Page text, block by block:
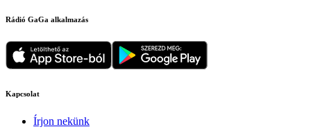
Rádió GaGa alkalmazás
Kapcsolat
Írjon nekünk